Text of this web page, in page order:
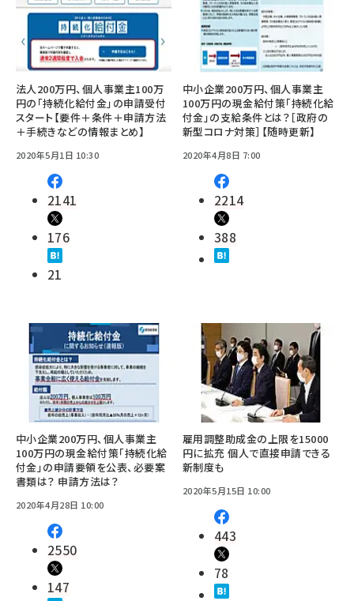
法人200万円、個人事業主100万
円の「持続化給付金」の申請受付
スタート【要件＋条件＋申請方法
＋手続きなどの情報まとめ】
2020年5月1日 10:30
2141
176
21
中小企業200万円、個人事業主
100万円の現金給付策「持続化給
付金」の支給条件とは？［政府の
新型コロナ対策］【随時更新】
2020年4月8日 7:00
2214
388
中小企業200万円、個人事業主
100万円の現金給付策「持続化給
付金」の申請要領を公表、必要案
書類は？ 申請方法は？
2020年4月28日 10:00
2550
147
雇用調整助成金の上限を15000
円に拡充 個人で直接申請できる
新制度も
2020年5月15日 10:00
443
78